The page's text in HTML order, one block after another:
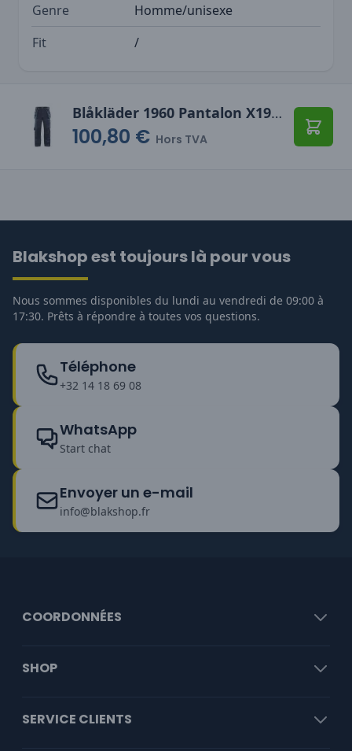
Genre
Homme/unisexe
Fit
/
Blåkläder 1960 Pantalon X1900 artisan stretch
100,80 € Hors TVA
Blakshop est toujours là pour vous
Nous sommes disponibles du lundi au vendredi de 09:00 à
17:30. Prêts à répondre à toutes vos questions.
Téléphone
+32 14 18 69 08
WhatsApp
Start chat
Envoyer un e-mail
info@blakshop.fr
COORDONNÉES
SHOP
SERVICE CLIENTS